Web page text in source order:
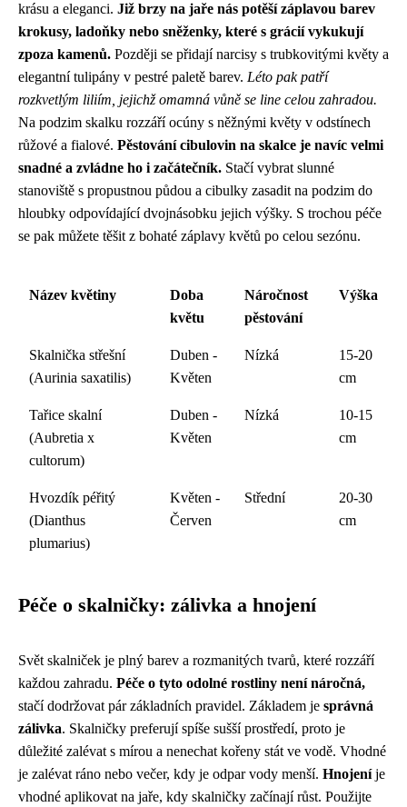
krásu a eleganci. Již brzy na jaře nás potěší záplavou barev
krokusy, ladoňky nebo sněženky, které s grácií vykukují
zpoza kamenů. Později se přidají narcisy s trubkovitými květy a
elegantní tulipány v pestré paletě barev. Léto pak patří
rozkvetlým liliím, jejichž omamná vůně se line celou zahradou.
Na podzim skalku rozzáří ocúny s něžnými květy v odstínech
růžové a fialové. Pěstování cibulovin na skalce je navíc velmi
snadné a zvládne ho i začátečník. Stačí vybrat slunné
stanoviště s propustnou půdou a cibulky zasadit na podzim do
hloubky odpovídající dvojnásobku jejich výšky. S trochou péče
se pak můžete těšit z bohaté záplavy květů po celou sezónu.
Název květiny
Doba
květu
Náročnost
pěstování
Výška
Skalnička střešní
(Aurinia saxatilis)
Duben -
Květen
Nízká
15-20
cm
Tařice skalní
(Aubretia x
cultorum)
Duben -
Květen
Nízká
10-15
cm
Hvozdík péřitý
(Dianthus
plumarius)
Květen -
Červen
Střední
20-30
cm
Péče o skalničky: zálivka a hnojení
Svět skalniček je plný barev a rozmanitých tvarů, které rozzáří
každou zahradu. Péče o tyto odolné rostliny není náročná,
stačí dodržovat pár základních pravidel. Základem je správná
zálivka. Skalničky preferují spíše sušší prostředí, proto je
důležité zalévat s mírou a nenechat kořeny stát ve vodě. Vhodné
je zalévat ráno nebo večer, kdy je odpar vody menší. Hnojeníje
vhodné aplikovat na jaře, kdy skalničky začínají růst. Použijte